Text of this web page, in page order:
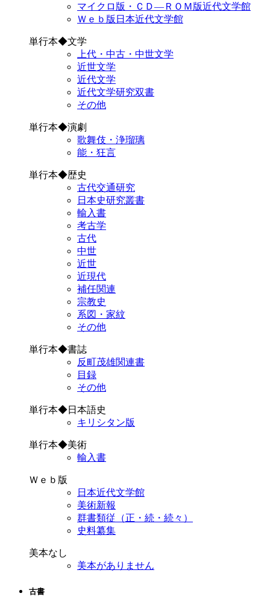
マイクロ版・ＣＤ―ＲＯＭ版近代文学館
Ｗｅｂ版日本近代文学館
単行本◆文学
上代・中古・中世文学
近世文学
近代文学
近代文学研究双書
その他
単行本◆演劇
歌舞伎・浄瑠璃
能・狂言
単行本◆歴史
古代交通研究
日本史研究叢書
輸入書
考古学
古代
中世
近世
近現代
補任関連
宗教史
系図・家紋
その他
単行本◆書誌
反町茂雄関連書
目録
その他
単行本◆日本語史
キリシタン版
単行本◆美術
輸入書
Ｗｅｂ版
日本近代文学館
美術新報
群書類従（正・続・続々）
史料纂集
美本なし
美本がありません
古書